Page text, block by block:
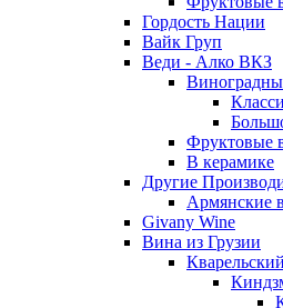
Гордость Нации
Вайк Груп
Веди - Алко ВКЗ
Фруктовые
В керамике
Другие
Армянские
Givany Wine
Вина из Грузии